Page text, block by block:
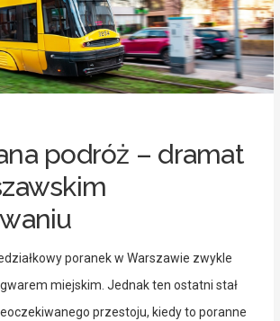
podróż – dramat
poranek w Warszawie zwykle
miejskim. Jednak ten ostatni stał
przestoju, kiedy to poranne